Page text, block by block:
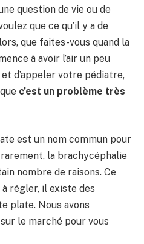
question de vie ou de
que ce qu’il y a de
que faites-vous quand la
à avoir l’air un peu
d’appeler votre pédiatre,
c’est un problème très
est un nom commun pour
la brachycéphalie
nombre de raisons. Ce
régler, il existe des
plate. Nous avons
le marché pour vous